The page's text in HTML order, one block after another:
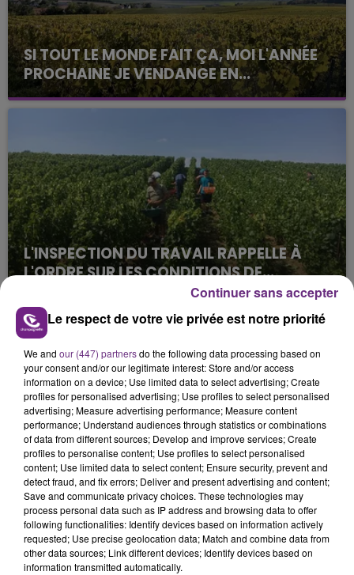
SI TOUT LE MONDE FAIT ÇA, MOI L'ANNÉE
PROCHAINE JE VENDANGE EN...
La vendange en Champagne a débuté ce jeudi 6
août dans la commune de Montgueux (Aube). Du
L'INSPECTION DU TRAVAIL RAPPELLE À
L'ORDRE SUR LES CONDITIONS DE...
Alors que les dates de début des vendange 2026
s'est avéré être plus précoce que prévu,
l'inspection du Travail en profite pour rappeler
les conditions de...
TITRES DIFFUSÉS
23h09
23h09
P!NK
Sober
23h05
23h05
MYLES SMITH & NIALL HORAN
Le respect de votre vie privée est notre priorité
We and our (447) partnersdo the following data processing based on
your consent and/or our legitimate interest: Store and/or access
information on a device; Use limited data to select advertising; Create
profiles for personalised advertising; Use profiles to select personalised
advertising; Measure advertising performance; Measure content
performance; Understand audiences through statistics or combinations
of data from different sources; Develop and improve services; Create
profiles to personalise content; Use profiles to select personalised
content; Use limited data to select content; Ensure security, prevent and
detect fraud, and fix errors; Deliver and present advertising and content;
Save and communicate privacy choices. These technologies may
process personal data such as IP address and browsing data to offer
following functionalities: Identify devices based on information actively
requested; Use precise geolocation data; Match and combine data from
other data sources; Link different devices; Identify devices based on
information transmitted automatically.
Continuer sans accepter